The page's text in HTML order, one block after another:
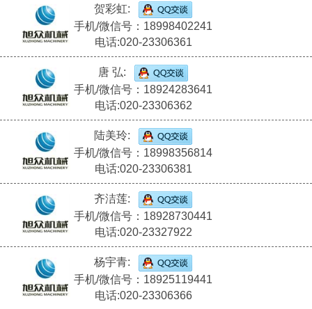
贺彩虹:
手机/微信号：18998402241
电话:020-23306361
唐 弘:
手机/微信号：18924283641
电话:020-23306362
陆美玲:
手机/微信号：18998356814
电话:020-23306381
齐洁莲:
手机/微信号：18928730441
电话:020-23327922
杨宇青:
手机/微信号：18925119441
电话:020-23306366